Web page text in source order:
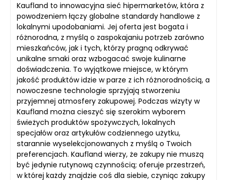
Kaufland to innowacyjna sieć hipermarketów, która z
powodzeniem łączy globalne standardy handlowe z
lokalnymi upodobaniami. Jej oferta jest bogata i
różnorodna, z myślą o zaspokajaniu potrzeb zarówno
mieszkańców, jak i tych, którzy pragną odkrywać
unikalne smaki oraz wzbogacać swoje kulinarne
doświadczenia. To wyjątkowe miejsce, w którym
jakość produktów idzie w parze z ich różnorodnością, a
nowoczesne technologie sprzyjają stworzeniu
przyjemnej atmosfery zakupowej. Podczas wizyty w
Kaufland można cieszyć się szerokim wyborem
świeżych produktów spożywczych, lokalnych
specjałów oraz artykułów codziennego użytku,
starannie wyselekcjonowanych z myślą o Twoich
preferencjach. Kaufland wierzy, że zakupy nie muszą
być jedynie rutynową czynnością; oferuje przestrzeń,
w której każdy znajdzie coś dla siebie, czyniąc zakupy